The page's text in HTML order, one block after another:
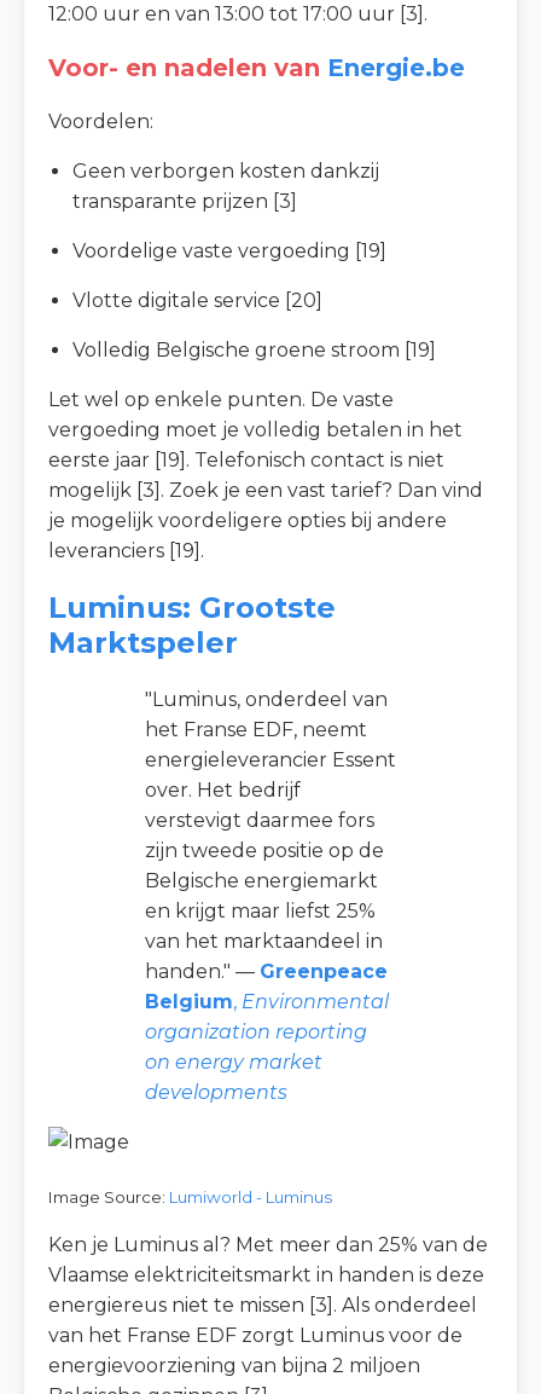
12:00 uur en van 13:00 tot 17:00 uur [3].
Voor- en nadelen van Energie.be
Voordelen:
Geen verborgen kosten dankzij
transparante prijzen [3]
Voordelige vaste vergoeding [19]
Vlotte digitale service [20]
Volledig Belgische groene stroom [19]
Let wel op enkele punten. De vaste
vergoeding moet je volledig betalen in het
eerste jaar [19]. Telefonisch contact is niet
mogelijk [3]. Zoek je een vast tarief? Dan vind
je mogelijk voordeligere opties bij andere
leveranciers [19].
Luminus: Grootste
Marktspeler
"Luminus, onderdeel van
het Franse EDF, neemt
energieleverancier Essent
over. Het bedrijf
verstevigt daarmee fors
zijn tweede positie op de
Belgische energiemarkt
en krijgt maar liefst 25%
van het marktaandeel in
handen." — Greenpeace
Belgium, Environmental
organization reporting
on energy market
developments
Image Source: Lumiworld - Luminus
Ken je Luminus al? Met meer dan 25% van de
Vlaamse elektriciteitsmarkt in handen is deze
energiereus niet te missen [3]. Als onderdeel
van het Franse EDF zorgt Luminus voor de
energievoorziening van bijna 2 miljoen